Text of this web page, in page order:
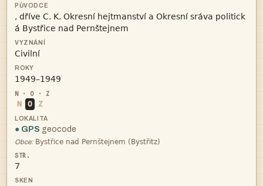




N O Z
● GPS geocode
Obce: 
7